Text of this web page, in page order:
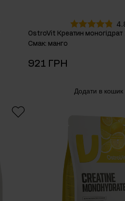
OstroVit Креатин моногідрат
Смак: манго
921 ГРН
Додати в кошик